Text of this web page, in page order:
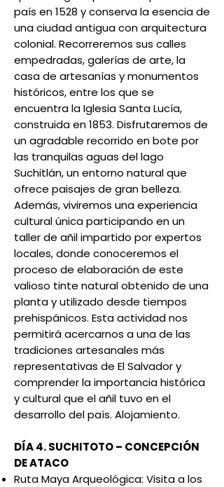
país en 1528 y conserva la esencia de
una ciudad antigua con arquitectura
colonial. Recorreremos sus calles
empedradas, galerías de arte, la
casa de artesanías y monumentos
históricos, entre los que se
encuentra la Iglesia Santa Lucía,
construida en 1853. Disfrutaremos de
un agradable recorrido en bote por
las tranquilas aguas del lago
Suchitlán, un entorno natural que
ofrece paisajes de gran belleza.
Además, viviremos una experiencia
cultural única participando en un
taller de añil impartido por expertos
locales, donde conoceremos el
proceso de elaboración de este
valioso tinte natural obtenido de una
planta y utilizado desde tiempos
prehispánicos. Esta actividad nos
permitirá acercarnos a una de las
tradiciones artesanales más
representativas de El Salvador y
comprender la importancia histórica
y cultural que el añil tuvo en el
desarrollo del país. Alojamiento.
DÍA 4. SUCHITOTO – CONCEPCIÓN
DE ATACO
Ruta Maya Arqueológica: Visita a los